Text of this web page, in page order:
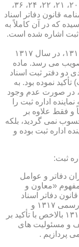
در سال ۱۳۱۶ و در اجرای مواد ۹ و ۱۰ و ۱۵، ۲۰، ۲۱، ۲۲، ۲۴، ۳۶،
اسناد رسمی ۱۳۱۶، نظامنامه قانون دفاتر اسناد
رسیده كه در آن كاملاً به
ثبت اشاره شده است.
براساس ماده ۴۷ قانون دفاتر اسناد رسمی ۱۳۱۶، در سال ۱۳۱۷
رسمی در ۶۴ ماده به تصویب می رسد. ماده
دو دفتر ثبت اسناد
نموده بود. به
مزبور، در صورت عدم وجود
اداره ثبت را
و فقط علاوه بر
نمی گردید، بلكه
اداره ثبت بوده و
ثبت:
دفاتر و عوامل
مفهوم «معاون و
دفاتر اسناد
رسمی مصوب ۱۳۱۶ و آئین نامه دفاتر اسناد رسمی ۱۳۱۷ و
نظامنامه قانون دفاتر اسناد رسمی مصوب ۱۳۱۶ بالاخص با تأكید بر
وظائف و مسئولیت های
پردازیم .